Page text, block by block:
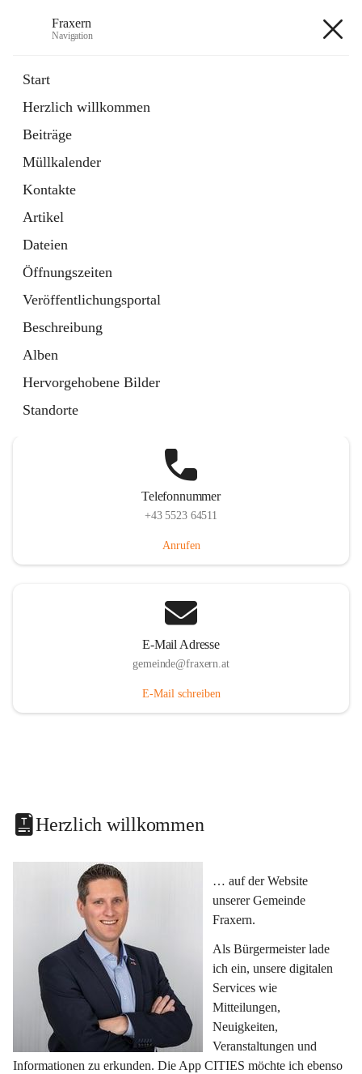
Fraxern
Navigation
Start
Herzlich willkommen
Beiträge
Müllkalender
Kontakte
Artikel
Dateien
Öffnungszeiten
Veröffentlichungsportal
Beschreibung
Alben
Hervorgehobene Bilder
Standorte
Ordner
in
Tab
Formulare
Artikel
öffnet
in
neuem
Tab
Telefonnummer
+43 5523 64511
Anrufen
E-Mail Adresse
gemeinde@fraxern.at
E-Mail schreiben
Herzlich willkommen
… auf der Website
unserer Gemeinde
Fraxern.
Als Bürgermeister lade
ich ein, unsere digitalen
Services wie
Mitteilungen,
Neuigkeiten,
Veranstaltungen und
Informationen zu erkunden. Die App CITIES möchte ich ebenso